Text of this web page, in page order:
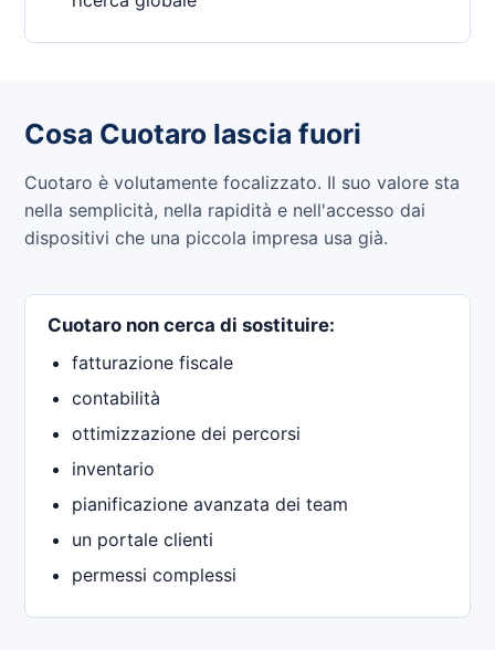
Cosa Cuotaro lascia fuori
Cuotaro è volutamente focalizzato. Il suo valore sta
nella semplicità, nella rapidità e nell'accesso dai
dispositivi che una piccola impresa usa già.
Cuotaro non cerca di sostituire:
fatturazione fiscale
contabilità
ottimizzazione dei percorsi
inventario
pianificazione avanzata dei team
un portale clienti
permessi complessi